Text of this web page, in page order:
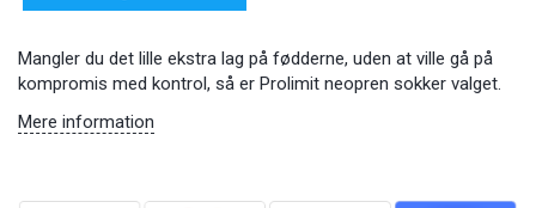
Mangler du det lille ekstra lag på fødderne, uden at ville gå på
kompromis med kontrol, så er Prolimit neopren sokker valget.
Mere information